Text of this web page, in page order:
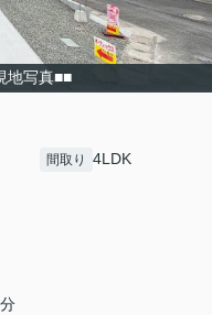
地写真■■
間取り 4LDK